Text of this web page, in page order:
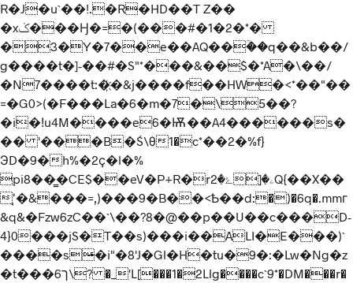
R�J�u`��!.�R�HD��T Z��
�xݢ���Ӈ�=�(���#�1�2�*�
�3�Y�7��e��AQ��ؒ��q��&b��/
g����t�]-��#�S"*���&��$�*A�\��/
�N7����t:�҉�&j����f��HW�<*��"��
=�G0>(�F���La�6�m�7�\5��?
�i�ǃu4M����e6�Ѭ��A4������s�
�� '���B�Ś\θ1�c*��2�%f}
ЭD�9�h%�2ҫ�l�%
pi8��̳�CE$��eV�P+R�rۦ�[ۓ�2Q{��X��
'̘�&���=,)���9�B��<Ѣ��d:�)�6q�.mmг
&q&�Fzw6zC��`\��?8�@��p��U��c���D-
4}0���jS�T��s)���i��ALI�E���)`
����s̶�i"�8'J�Gl�H�tu�9�:�Lw�Ng�z
�t���6ך\? �_'L[���1�2Llg����c`9*�DM���r�